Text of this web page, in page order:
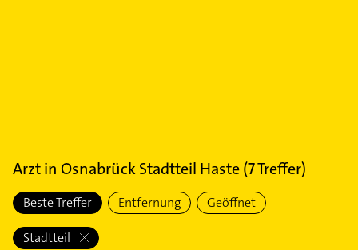
Arztin Osnabrück Stadtteil Haste(7Treffer)
Beste Treffer Entfernung Geöffnet
Stadtteil